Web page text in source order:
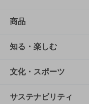
商品
商品TOP
商品一覧
商品発売情報
知る・楽しむ
知る・楽しむTOP
キャンペーン
文化・スポーツ
文化・スポーツTOP
サステナビリティ